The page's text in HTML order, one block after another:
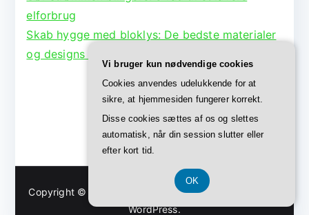
elforbrug
Skab hygge med bloklys: De bedste materialer
og designs til lysestager
Copyright © 2026 . Powered by
WordPress.
Vi bruger kun nødvendige cookies
Cookies anvendes udelukkende for at
sikre, at hjemmesiden fungerer korrekt.
Disse cookies sættes af os og slettes
automatisk, når din session slutter eller
efter kort tid.
OK